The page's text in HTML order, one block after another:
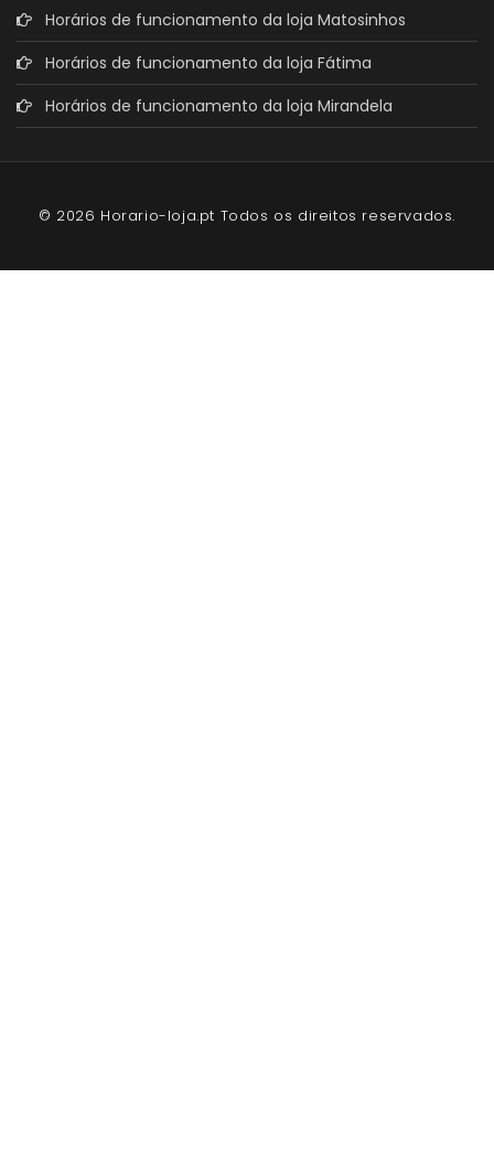
Horários de funcionamento da loja Matosinhos
Horários de funcionamento da loja Fátima
Horários de funcionamento da loja Mirandela
© 2026 Horario-loja.pt Todos os direitos reservados.